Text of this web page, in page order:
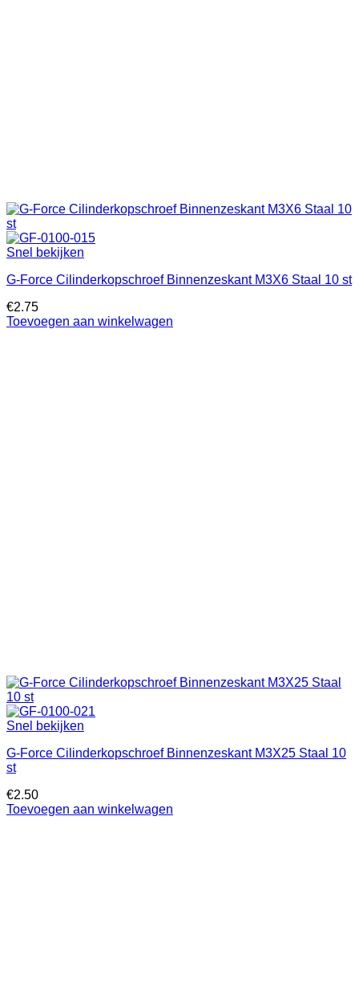
Snel bekijken
G-Force Cilinderkopschroef Binnenzeskant M3X6 Staal 10 st
€2.75
Toevoegen aan winkelwagen
Snel bekijken
G-Force Cilinderkopschroef Binnenzeskant M3X25 Staal 10
st
€2.50
Toevoegen aan winkelwagen